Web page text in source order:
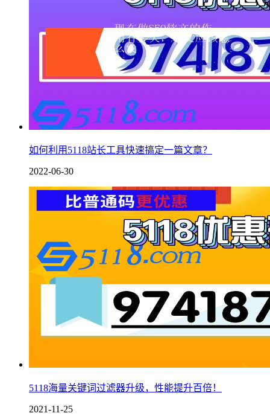
如何利用5118站长工具快速搞定一篇文章？
2022-06-30
5118海量关键词过滤器升级，性能提升百倍！
2021-11-25